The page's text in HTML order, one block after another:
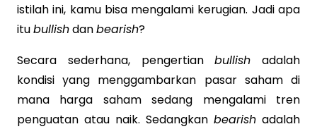
istilah ini, kamu bisa mengalami kerugian. Jadi apa
itubullishdanbearish?
Secara sederhana, pengertianbullish adalah
kondisi yang menggambarkan pasar saham di
mana harga saham sedang mengalami tren
penguatan atau naik. Sedangkan bearish adalah